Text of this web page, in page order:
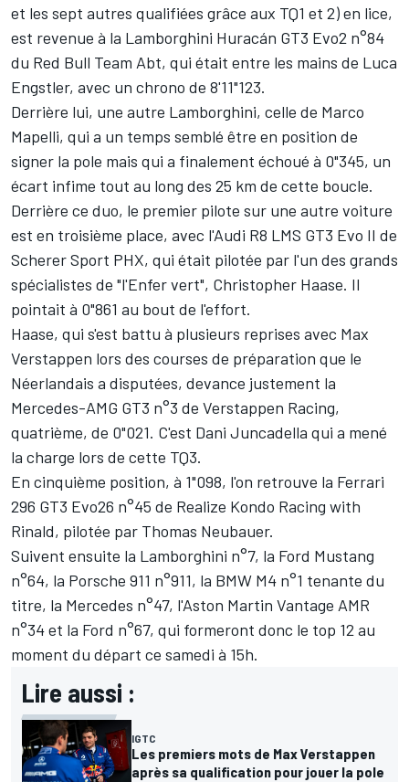
et les sept autres qualifiées grâce aux TQ1 et 2) en lice,
est revenue à la Lamborghini Huracán GT3 Evo2 n°84
du Red Bull Team Abt, qui était entre les mains de Luca
Engstler, avec un chrono de 8'11"123.
Derrière lui, une autre Lamborghini, celle de Marco
Mapelli, qui a un temps semblé être en position de
signer la pole mais qui a finalement échoué à 0"345, un
écart infime tout au long des 25 km de cette boucle.
Derrière ce duo, le premier pilote sur une autre voiture
est en troisième place, avec l'Audi R8 LMS GT3 Evo II de
Scherer Sport PHX, qui était pilotée par l'un des grands
spécialistes de "l'Enfer vert", Christopher Haase. Il
pointait à 0"861 au bout de l'effort.
Haase, qui s'est battu à plusieurs reprises avec Max
Verstappen lors des courses de préparation que le
Néerlandais a disputées, devance justement la
Mercedes-AMG GT3 n°3 de Verstappen Racing,
quatrième, de 0"021. C'est Dani Juncadella qui a mené
la charge lors de cette TQ3.
En cinquième position, à 1"098, l'on retrouve la Ferrari
296 GT3 Evo26 n°45 de Realize Kondo Racing with
Rinald, pilotée par Thomas Neubauer.
Suivent ensuite la Lamborghini n°7, la Ford Mustang
n°64, la Porsche 911 n°911, la BMW M4 n°1 tenante du
titre, la Mercedes n°47, l'Aston Martin Vantage AMR
n°34 et la Ford n°67, qui formeront donc le top 12 au
moment du départ ce samedi à 15h.
Lire aussi :
IGTC
Les premiers mots de Max Verstappen
après sa qualification pour jouer la pole